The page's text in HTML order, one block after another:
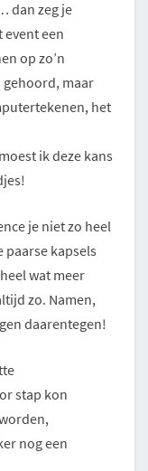
dan zeg je
event een
op zo’n
gehoord, maar
het
ik deze kans
je niet zo heel
paarse kapsels
wat meer
zo. Namen,
daarentegen!
stap kon
nog een